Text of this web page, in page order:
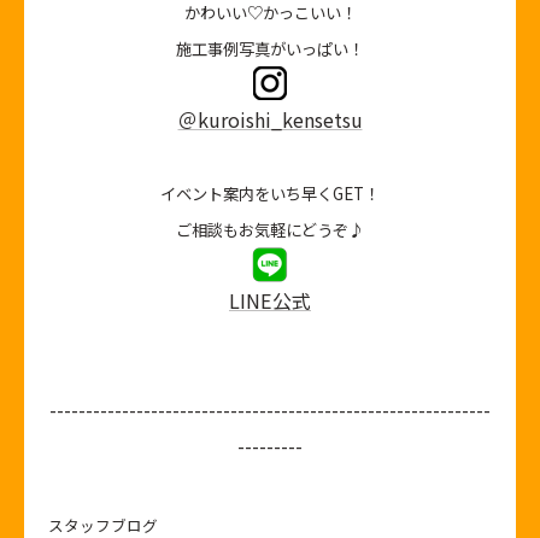
かわいい♡かっこいい！
施工事例写真がいっぱい！
＠kuroishi_kensetsu
イベント案内をいち早くGET！
ご相談もお気軽にどうぞ♪
LINE公式
-------------------------------------------------------------
---------
スタッフブログ